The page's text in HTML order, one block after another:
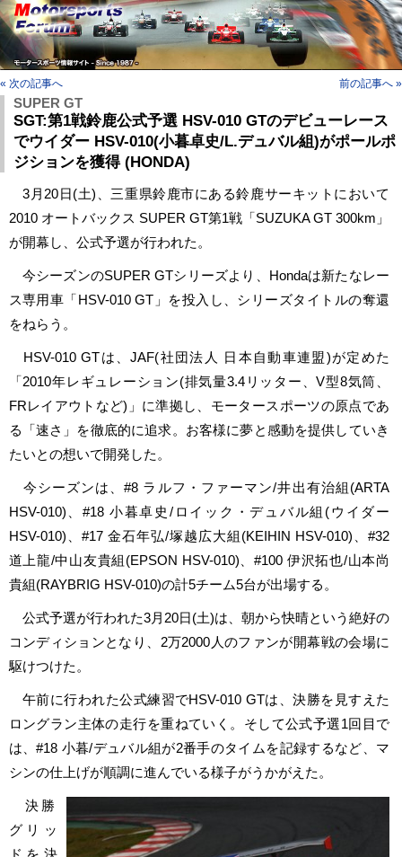
« 次の記事へ 前の記事へ »
SUPER GT
SGT:第1戦鈴鹿公式予選 HSV-010 GTのデビューレース
でウイダー HSV-010(小暮卓史/L.デュバル組)がポールポ
ジションを獲得 (HONDA)
3月20日(土)、三重県鈴鹿市にある鈴鹿サーキットにおいて
2010 オートバックス SUPER GT第1戦「SUZUKA GT 300km」
が開幕し、公式予選が行われた。
今シーズンのSUPER GTシリーズより、Hondaは新たなレー
ス専用車「HSV-010 GT」を投入し、シリーズタイトルの奪還
をねらう。
HSV-010 GTは、JAF(社団法人 日本自動車連盟)が定めた
「2010年レギュレーション(排気量3.4リッター、V型8気筒、
FRレイアウトなど)」に準拠し、モータースポーツの原点であ
る「速さ」を徹底的に追求。お客様に夢と感動を提供していき
たいとの想いで開発した。
今シーズンは、#8 ラルフ・ファーマン/井出有治組(ARTA
HSV-010)、#18 小暮卓史/ロイック・デュバル組(ウイダー
HSV-010)、#17 金石年弘/塚越広大組(KEIHIN HSV-010)、#32
道上龍/中山友貴組(EPSON HSV-010)、#100 伊沢拓也/山本尚
貴組(RAYBRIG HSV-010)の計5チーム5台が出場する。
公式予選が行われた3月20日(土)は、朝から快晴という絶好の
コンディションとなり、2万2000人のファンが開幕戦の会場に
駆けつけた。
午前に行われた公式練習でHSV-010 GTは、決勝を見すえた
ロングラン主体の走行を重ねていく。そして公式予選1回目で
は、#18 小暮/デュバル組が2番手のタイムを記録するなど、マ
シンの仕上げが順調に進んでいる様子がうかがえた。
決勝
グリッ
ドを決